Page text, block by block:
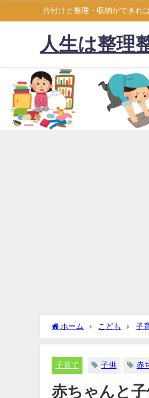
片付けと整理・収納ができれ
人生は整理
ホーム こども 子
子育て 子供 赤
赤ちゃんと